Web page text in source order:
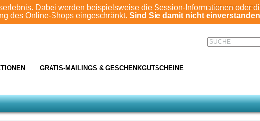
Dabei werden beispielsweise die Session-Informationen oder
des Online-Shops eingeschränkt. Sind Sie damit nicht
ANMELDEN
GRATIS-MAILINGS & GESCHENKGUTSCHEINE
SUCHE